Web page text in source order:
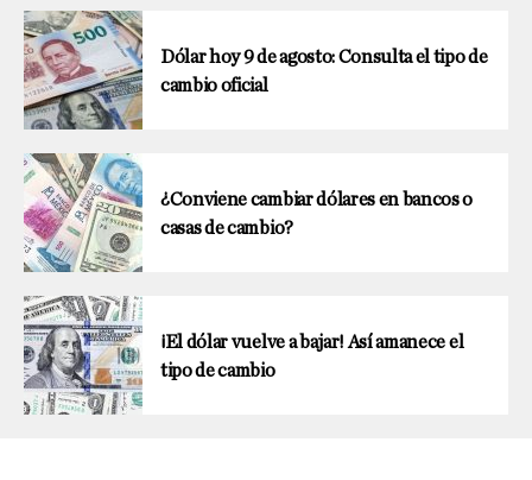
Dólar hoy 9 de agosto: Consulta el tipo de
cambio oficial
¿Conviene cambiar dólares en bancos o
casas de cambio?
¡El dólar vuelve a bajar! Así amanece el
tipo de cambio